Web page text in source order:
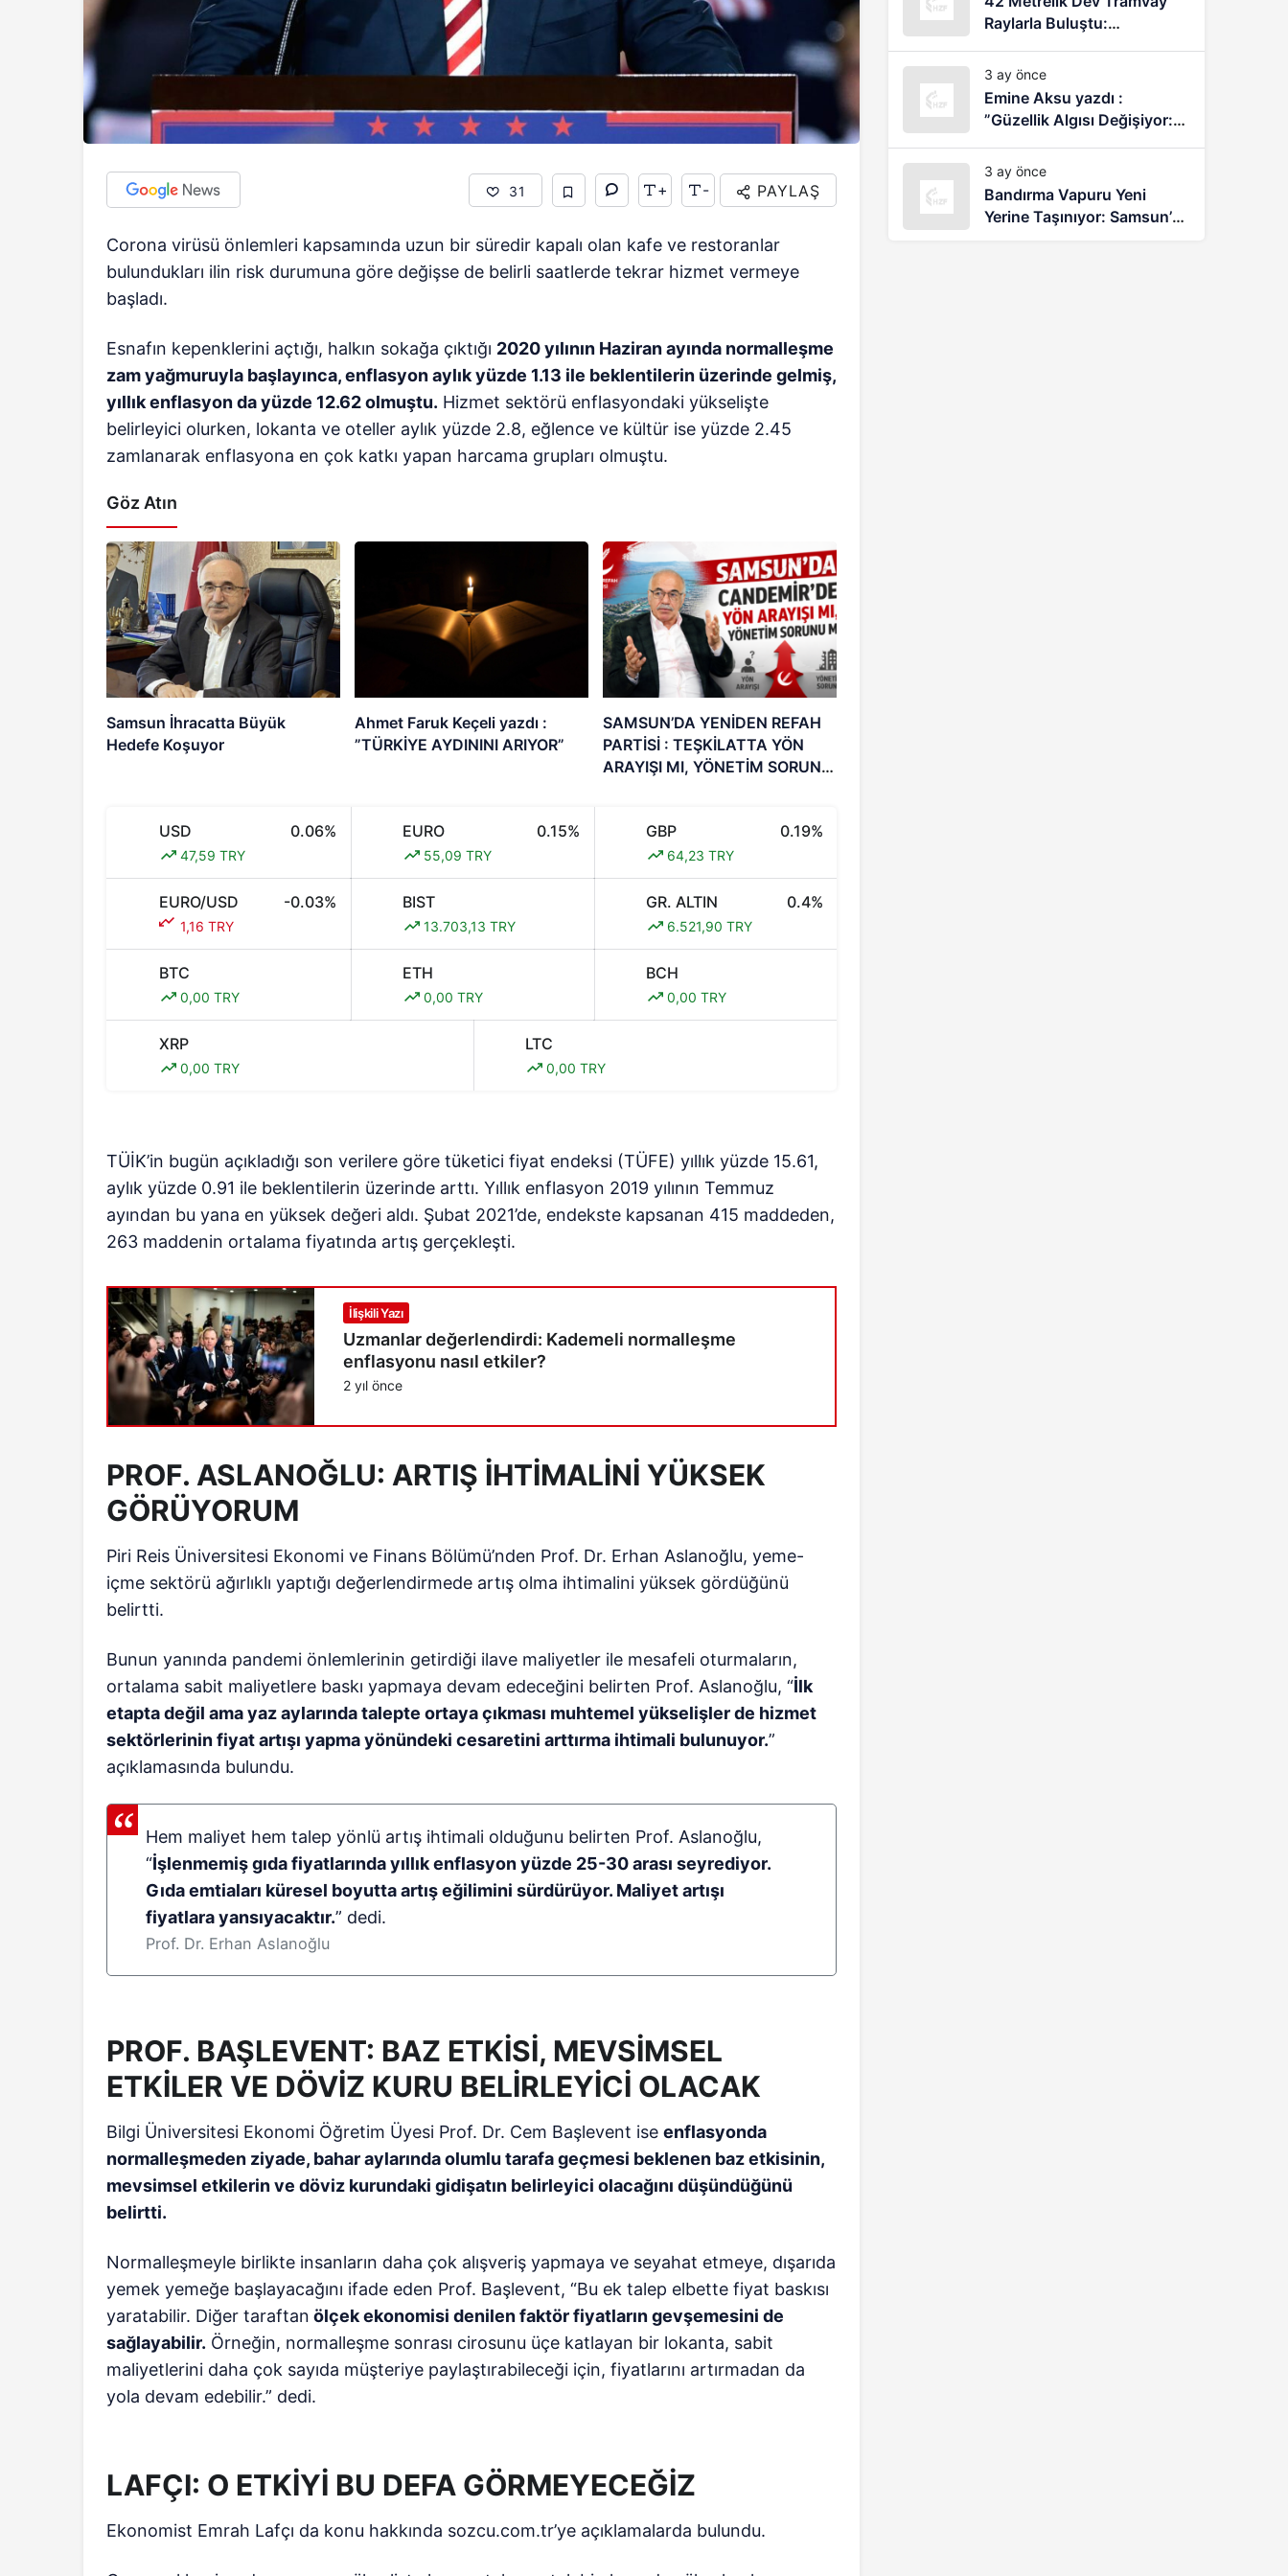
31 + - PAYLAŞ
Corona virüsü önlemleri kapsamında uzun bir süredir kapalı olan kafe ve restoranlar
bulundukları ilin risk durumuna göre değişse de belirli saatlerde tekrar hizmet vermeye
başladı.
Esnafın kepenklerini açtığı, halkın sokağa çıktığı 2020 yılının Haziran ayında normalleşme
zam yağmuruyla başlayınca, enflasyon aylık yüzde 1.13 ile beklentilerin üzerinde gelmiş,
yıllık enflasyon da yüzde 12.62 olmuştu. Hizmet sektörü enflasyondaki yükselişte
belirleyici olurken, lokanta ve oteller aylık yüzde 2.8, eğlence ve kültür ise yüzde 2.45
zamlanarak enflasyona en çok katkı yapan harcama grupları olmuştu.
Göz Atın
Samsun İhracatta Büyük
Hedefe Koşuyor
Ahmet Faruk Keçeli yazdı :
”TÜRKİYE AYDININI ARIYOR”
SAMSUN’DA YENİDEN REFAH
PARTİSİ : TEŞKİLATTA YÖN
ARAYIŞI MI, YÖNETİM SORUNU
USD 0.06%
47,59 TRY
EURO 0.15%
55,09 TRY
GBP 0.19%
64,23 TRY
EURO/USD -0.03%
1,16 TRY
BIST
13.703,13 TRY
GR. ALTIN 0.4%
6.521,90 TRY
BTC
0,00 TRY
ETH
0,00 TRY
BCH
0,00 TRY
XRP
0,00 TRY
LTC
0,00 TRY
TÜİK’in bugün açıkladığı son verilere göre tüketici fiyat endeksi (TÜFE) yıllık yüzde 15.61,
aylık yüzde 0.91 ile beklentilerin üzerinde arttı. Yıllık enflasyon 2019 yılının Temmuz
ayından bu yana en yüksek değeri aldı. Şubat 2021’de, endekste kapsanan 415 maddeden,
263 maddenin ortalama fiyatında artış gerçekleşti.
İlişkili Yazı
Uzmanlar değerlendirdi: Kademeli normalleşme
enflasyonu nasıl etkiler?
2 yıl önce
PROF. ASLANOĞLU: ARTIŞ İHTİMALİNİ YÜKSEK
GÖRÜYORUM
Piri Reis Üniversitesi Ekonomi ve Finans Bölümü’nden Prof. Dr. Erhan Aslanoğlu, yeme-
içme sektörü ağırlıklı yaptığı değerlendirmede artış olma ihtimalini yüksek gördüğünü
belirtti.
Bunun yanında pandemi önlemlerinin getirdiği ilave maliyetler ile mesafeli oturmaların,
ortalama sabit maliyetlere baskı yapmaya devam edeceğini belirten Prof. Aslanoğlu, “İlk
etapta değil ama yaz aylarında talepte ortaya çıkması muhtemel yükselişler de hizmet
sektörlerinin fiyat artışı yapma yönündeki cesaretini arttırma ihtimali bulunuyor.”
açıklamasında bulundu.
Hem maliyet hem talep yönlü artış ihtimali olduğunu belirten Prof. Aslanoğlu,
“İşlenmemiş gıda fiyatlarında yıllık enflasyon yüzde 25-30 arası seyrediyor.
Gıda emtiaları küresel boyutta artış eğilimini sürdürüyor. Maliyet artışı
fiyatlara yansıyacaktır.” dedi.
Prof. Dr. Erhan Aslanoğlu
PROF. BAŞLEVENT: BAZ ETKİSİ, MEVSİMSEL
ETKİLER VE DÖVİZ KURU BELİRLEYİCİ OLACAK
Bilgi Üniversitesi Ekonomi Öğretim Üyesi Prof. Dr. Cem Başlevent iseenflasyonda
normalleşmeden ziyade, bahar aylarında olumlu tarafa geçmesi beklenen baz etkisinin,
mevsimsel etkilerin ve döviz kurundaki gidişatın belirleyici olacağını düşündüğünü
belirtti.
Normalleşmeyle birlikte insanların daha çok alışveriş yapmaya ve seyahat etmeye, dışarıda
yemek yemeğe başlayacağını ifade eden Prof. Başlevent, “Bu ek talep elbette fiyat baskısı
yaratabilir. Diğer taraftan ölçek ekonomisi denilen faktör fiyatların gevşemesini de
sağlayabilir. Örneğin, normalleşme sonrası cirosunu üçe katlayan bir lokanta, sabit
maliyetlerini daha çok sayıda müşteriye paylaştırabileceği için, fiyatlarını artırmadan da
yola devam edebilir.” dedi.
LAFÇI: O ETKİYİ BU DEFA GÖRMEYECEĞİZ
Ekonomist Emrah Lafçı da konu hakkında sozcu.com.tr’ye açıklamalarda bulundu.
Raylarla Buluştu:
Başlıyor
3 ay önce
Emine Aksu yazdı :
”Güzellik Algısı Değişiyor:
Bakımın Etkisini Ortaya
Koyuyor”
3 ay önce
Bandırma Vapuru Yeni
Yerine Taşınıyor: Samsun’da